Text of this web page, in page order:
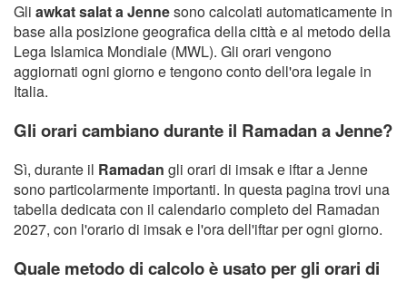
Gli awkat salat a Jennesono calcolati automaticamente in
base alla posizione geografica della città e al metodo della
Lega Islamica Mondiale (MWL). Gli orari vengono
aggiornati ogni giorno e tengono conto dell'ora legale in
Italia.
Gli orari cambiano durante il Ramadan a Jenne?
Sì, durante il Ramadan gli orari di imsak e iftar a Jenne
sono particolarmente importanti. In questa pagina trovi una
tabella dedicata con il calendario completo del Ramadan
2027, con l'orario di imsak e l'ora dell'iftar per ogni giorno.
Quale metodo di calcolo è usato per gli orari di